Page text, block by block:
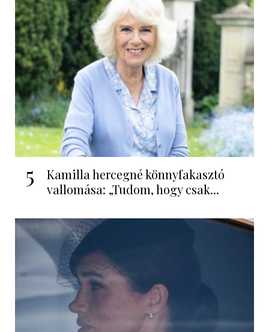
5
Kamilla hercegné könnyfakasztó
vallomása: „Tudom, hogy csak...